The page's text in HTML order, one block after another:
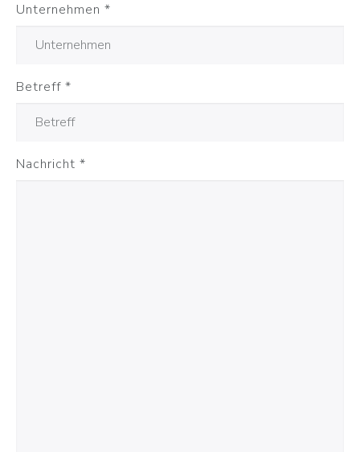
Unternehmen *
Betreff *
Nachricht *